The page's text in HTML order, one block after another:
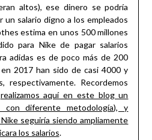
altos), ese dinero se podría
un salario digno a los empleados
estima en unos 500 millones
para Nike de pagar salarios
adidas es de poco más de 200
2017 han sido de casi 4000 y
respectivamente. Recordemos
realizamos aquí en este blog un
con diferente metodología), y
seguiría siendo ampliamente
los salarios.